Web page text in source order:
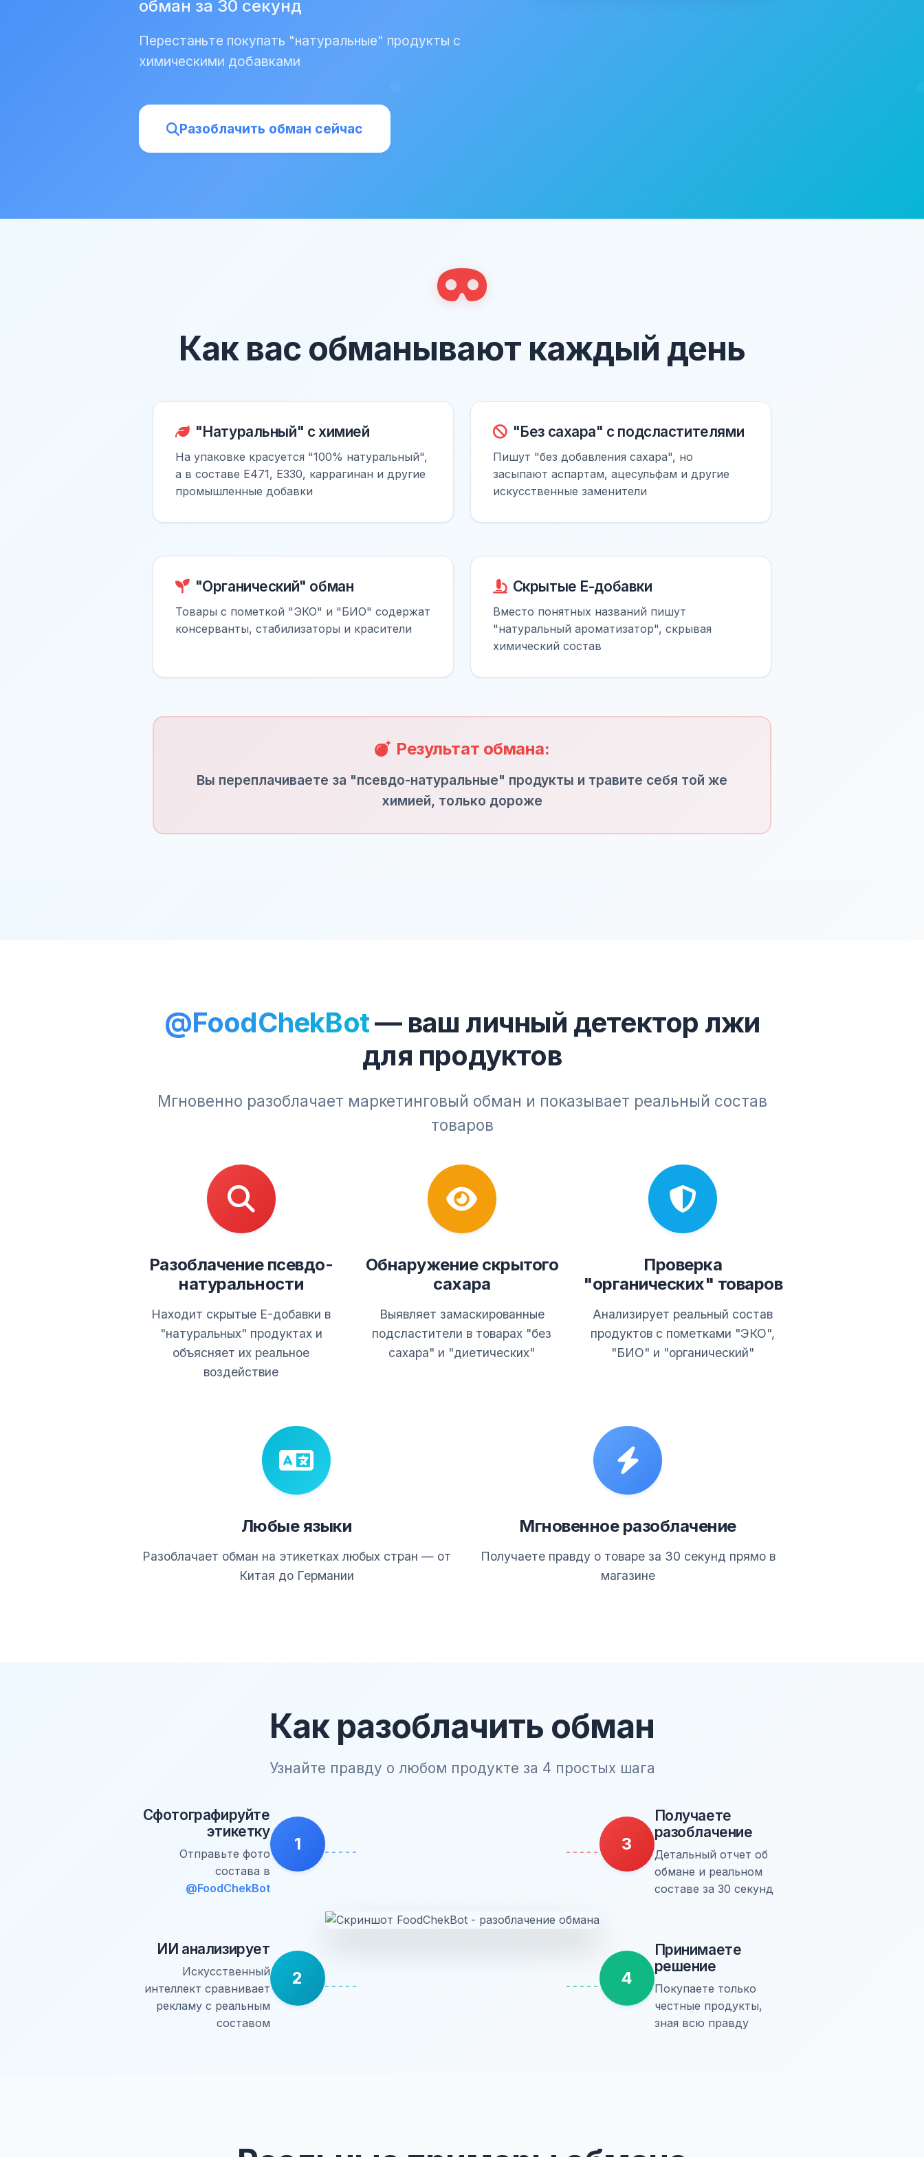
обман за 30 секунд
Перестаньте покупать "натуральные" продукты с
химическими добавками
Разоблачить обман сейчас
Как вас обманывают каждый день
"Натуральный" с химией
На упаковке красуется "100% натуральный",
а в составе E471, E330, каррагинан и другие
промышленные добавки
"Без сахара" с подсластителями
Пишут "без добавления сахара", но
засыпают аспартам, ацесульфам и другие
искусственные заменители
"Органический" обман
Товары с пометкой "ЭКО" и "БИО" содержат
консерванты, стабилизаторы и красители
Скрытые E-добавки
Вместо понятных названий пишут
"натуральный ароматизатор", скрывая
химический состав
Результат обмана:
Вы переплачиваете за "псевдо-натуральные" продукты и травите себя той же
химией, только дороже
@FoodChekBot— ваш личный детектор лжи
для продуктов
Мгновенно разоблачает маркетинговый обман и показывает реальный состав
товаров
Разоблачение псевдо-
натуральности
Находит скрытые E-добавки в
"натуральных" продуктах и
объясняет их реальное
воздействие
Обнаружение скрытого
сахара
Выявляет замаскированные
подсластители в товарах "без
сахара" и "диетических"
Проверка
"органических" товаров
Анализирует реальный состав
продуктов с пометками "ЭКО",
"БИО" и "органический"
Любые языки
Разоблачает обман на этикетках любых стран — от
Китая до Германии
Мгновенное разоблачение
Получаете правду о товаре за 30 секунд прямо в
магазине
Как разоблачить обман
Узнайте правду о любом продукте за 4 простых шага
Сфотографируйте
этикетку
Отправьте фото
состава в
@FoodChekBot
1
ИИ анализирует
Искусственный
интеллект сравнивает
рекламу с реальным
составом
2
3
Получаете
разоблачение
Детальный отчет об
обмане и реальном
составе за 30 секунд
4
Принимаете
решение
Покупаете только
честные продукты,
зная всю правду